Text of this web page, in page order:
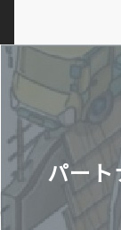
パート